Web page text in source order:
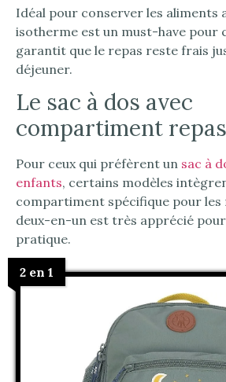
Idéal pour conserver les aliments
isotherme est un must-have pour
garantit que le repas reste frais
déjeuner.
Le sac à dos avec
compartiment repas
Pour ceux qui préfèrent un sac à
enfants, certains modèles
compartiment spécifique pour les
deux-en-un est très apprécié
pratique.
2 en 1